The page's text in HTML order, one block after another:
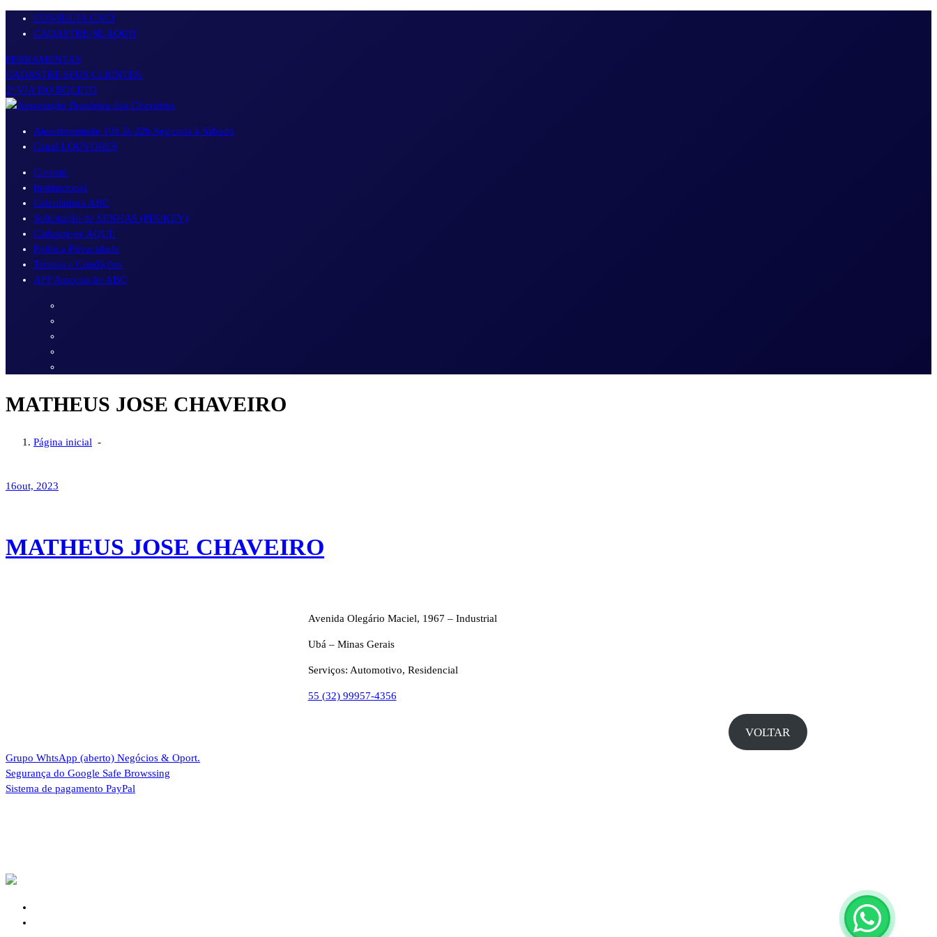
Pular
para
conteúdo
CONSULTA CNC!
CADASTRE-SE AQUI!
FERRAMENTAS
CADASTRE SEUS CLIENTES:
2ª VIA DO BOLETO
Atendimentode 10h âs 22h Segunda à Sábado
Canal LOUVORES
Contato
Institucional
Calculadora ABC
Solicitação de SENHAS (PIN/KEY)
Cadastre-se AQUI!
Política Privacidade
Termos e Condições
APP Associação ABC
MATHEUS JOSE CHAVEIRO
Página inicial -
16out, 2023
MATHEUS JOSE CHAVEIRO
Avenida Olegário Maciel, 1967 – Industrial
Ubá – Minas Gerais
Serviços: Automotivo, Residencial
55 (32) 99957-4356
VOLTAR
Grupo WhtsApp (aberto) Negócios & Oport.
Segurança do Google Safe Browssing
Sistema de pagamento PayPal